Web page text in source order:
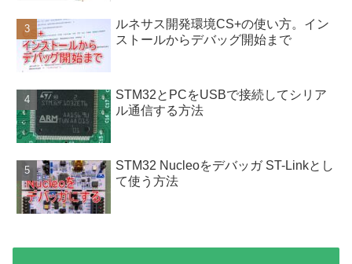
ルネサス開発環境CS+の使い方。イン
ストールからデバッグ開始まで
STM32とPCをUSBで接続してシリア
ル通信する方法
STM32 Nucleoをデバッガ ST-Linkとし
て使う方法